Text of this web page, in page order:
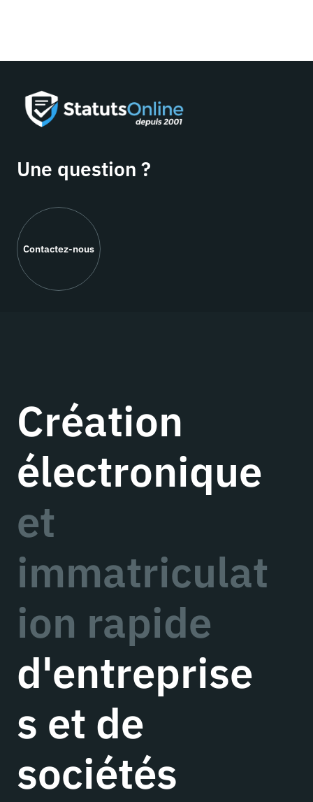
Une question ?
Contactez-nous
Création
électronique
et
immatriculat
ion rapide
d'entreprise
s et de
sociétés